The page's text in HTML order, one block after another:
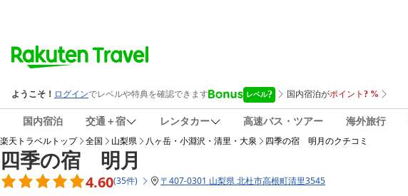
国内宿泊 交通＋宿 レンタカー 高速バス・ツアー 海外旅行
楽天トラベルトップ 全国 山梨県 八ヶ岳・小淵沢・清里・大泉 四季の宿 明月のクチコミ
四季の宿 明月
4.60(35件) 〒407-0301 山梨県 北杜市高根町清里3545